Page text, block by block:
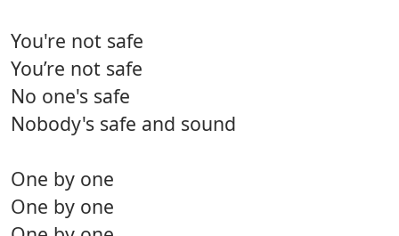
You're not safe
You’re not safe
No one's safe
Nobody's safe and sound
One by one
One by one